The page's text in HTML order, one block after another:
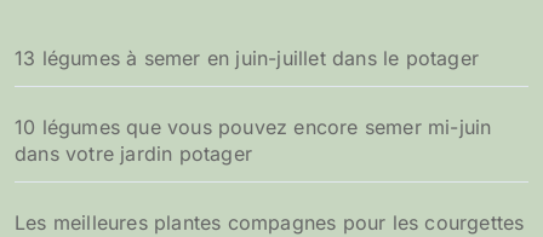
13 légumes à semer en juin-juillet dans le potager
10 légumes que vous pouvez encore semer mi-juin
dans votre jardin potager
Les meilleures plantes compagnes pour les courgettes